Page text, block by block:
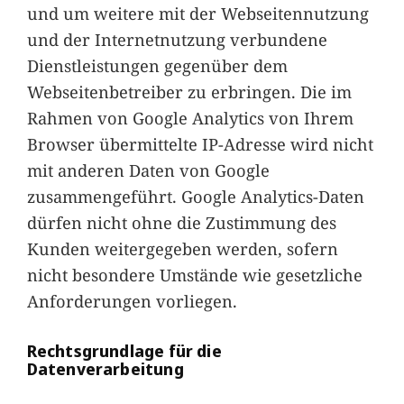
und um weitere mit der Webseitennutzung
und der Internetnutzung verbundene
Dienstleistungen gegenüber dem
Webseitenbetreiber zu erbringen. Die im
Rahmen von Google Analytics von Ihrem
Browser übermittelte IP-Adresse wird nicht
mit anderen Daten von Google
zusammengeführt. Google Analytics-Daten
dürfen nicht ohne die Zustimmung des
Kunden weitergegeben werden, sofern
nicht besondere Umstände wie gesetzliche
Anforderungen vorliegen.
Rechtsgrundlage für die
Datenverarbeitung